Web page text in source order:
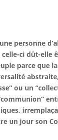
personne
ci dût-elle
parce que
ou un
un jour son